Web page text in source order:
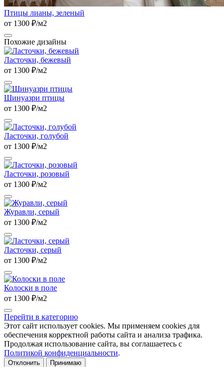
Птицы лианы, зеленый
от 1300 ₽/м2
Похожие дизайны
Ласточки, бежевый
от 1300 ₽/м2
Шинуазри птицы
от 1300 ₽/м2
Ласточки, голубой
от 1300 ₽/м2
Ласточки, розовый
от 1300 ₽/м2
Журавли, серый
от 1300 ₽/м2
Ласточки, серый
от 1300 ₽/м2
Колоски в поле
от 1300 ₽/м2
Перейти в категорию
Этот сайт использует cookies. Мы применяем cookies для
обеспечения корректной работы сайта и анализа трафика.
Продолжая использование сайта, вы соглашаетесь с
Политикой конфиденциальности.
Отклонить Принимаю